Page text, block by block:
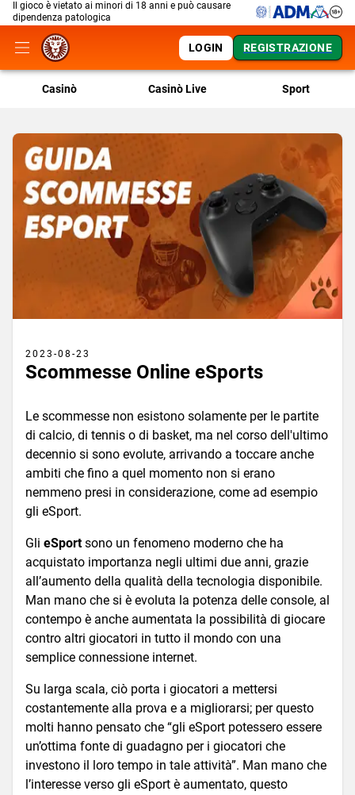
Il gioco è vietato ai minori di 18 anni e può causare
dipendenza patologica
LOGIN REGISTRAZIONE
Casinò Casinò Live Sport
2023-08-23
Scommesse Online eSports
Le scommesse non esistono solamente per le partite
di calcio, di tennis o di basket, ma nel corso dell'ultimo
decennio si sono evolute, arrivando a toccare anche
ambiti che fino a quel momento non si erano
nemmeno presi in considerazione, come ad esempio
gli eSport.
Gli eSportsono un fenomeno moderno che ha
acquistato importanza negli ultimi due anni, grazie
all’aumento della qualità della tecnologia disponibile.
Man mano che si è evoluta la potenza delle console, al
contempo è anche aumentata la possibilità di giocare
contro altri giocatori in tutto il mondo con una
semplice connessione internet.
Su larga scala, ciò porta i giocatori a mettersi
costantemente alla prova e a migliorarsi; per questo
molti hanno pensato che “gli eSport potessero essere
un’ottima fonte di guadagno per i giocatori che
investono il loro tempo in tale attività”. Man mano che
l’interesse verso gli eSport è aumentato, questo